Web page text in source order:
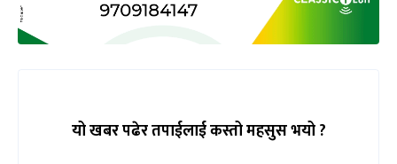
यो खबर पढेर तपाईलाई कस्तो महसुस भयो ?